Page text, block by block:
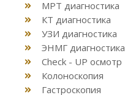
МРТ диагностика
КТ диагностика
УЗИ диагностика
ЭНМГ диагностика
Check - UP осмотр
Колоноскопия
Гастроскопия